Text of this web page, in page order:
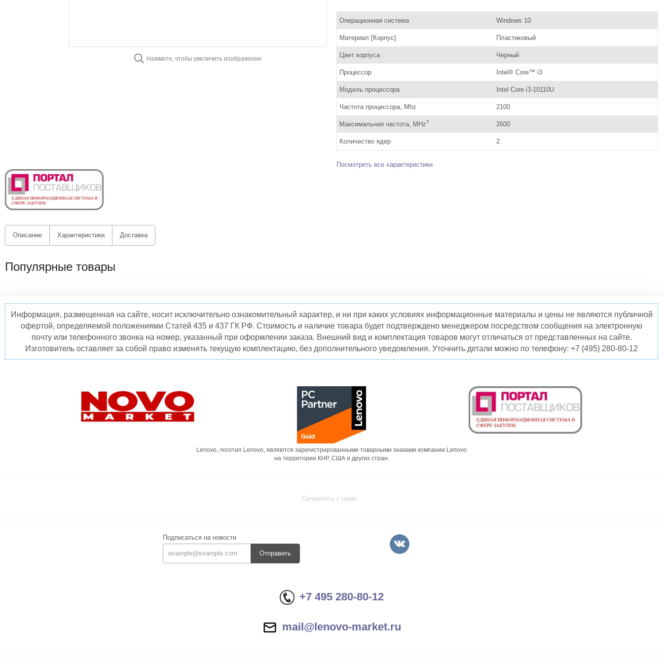
Нажмите, чтобы увеличить изображение
Операционная система Windows 10
Материал [Корпус] Пластиковый
Цвет корпуса Черный
Процессор Intel® Core™ i3
Модель процессора Intel Core i3-10110U
Частота процессора, Mhz 2100
Максимальная частота, MHz? 2600
Количество ядер 2
Посмотреть все характеристики
Описание Характеристики Доставка
Популярные товары
Информация, размещенная на сайте, носит исключительно ознакомительный характер, и ни при каких условиях информационные материалы и цены не являются публичной
офертой, определяемой положениями Статей 435 и 437 ГК РФ. Стоимость и наличие товара будет подтверждено менеджером посредством сообщения на электронную
почту или телефонного звонка на номер, указанный при оформлении заказа. Внешний вид и комплектация товаров могут отличаться от представленных на сайте.
Изготовитель оставляет за собой право изменять текущую комплектацию, без дополнительного уведомления. Уточнить детали можно по телефону: +7 (495) 280-80-12
Lenovo, логотип Lenovo, являются зарегистрированными товарными знаками компании Lenovo
на территории КНР, США и других стран.
Свяжитесь с нами
Подписаться на новости
Отправить
+7 495 280-80-12
mail@lenovo-market.ru